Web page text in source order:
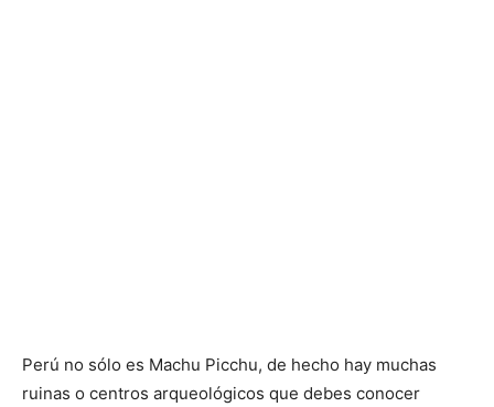
Perú no sólo es Machu Picchu, de hecho hay muchas
ruinas o centros arqueológicos que debes conocer